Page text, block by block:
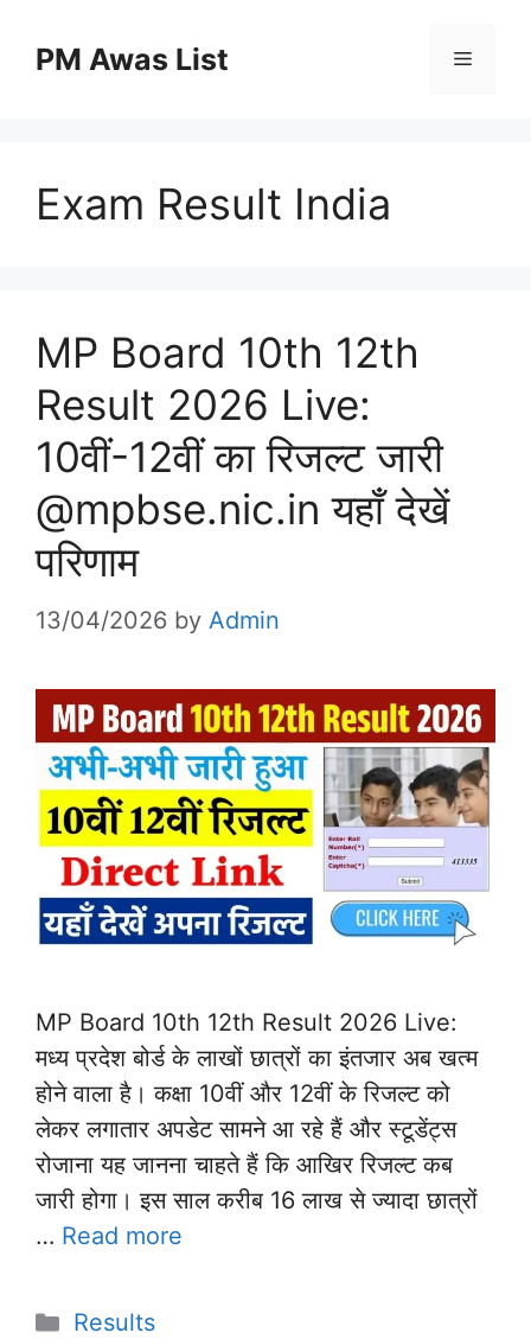
PM Awas List Menu
Exam Result India
MP Board 10th 12th
Result 2026 Live:
10वीं-12वीं का रिजल्ट जारी
@mpbse.nic.in यहाँ देखें
परिणाम
13/04/2026 by Admin
MP Board 10th 12th Result 2026 Live:
मध्य प्रदेश बोर्ड के लाखों छात्रों का इंतजार अब खत्म
होने वाला है। कक्षा 10वीं और 12वीं के रिजल्ट को
लेकर लगातार अपडेट सामने आ रहे हैं और स्टूडेंट्स
रोजाना यह जानना चाहते हैं कि आखिर रिजल्ट कब
जारी होगा। इस साल करीब 16 लाख से ज्यादा छात्रों
… Read more
Categories
Results